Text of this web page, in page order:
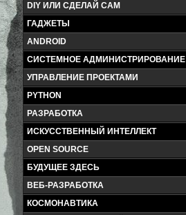
DIY ИЛИ СДЕЛАЙ САМ
ГАДЖЕТЫ
ANDROID
СИСТЕМНОЕ АДМИНИСТРИРОВАНИЕ
УПРАВЛЕНИЕ ПРОЕКТАМИ
PYTHON
РАЗРАБОТКА
ИСКУССТВЕННЫЙ ИНТЕЛЛЕКТ
OPEN SOURCE
БУДУЩЕЕ ЗДЕСЬ
ВЕБ-РАЗРАБОТКА
КОСМОНАВТИКА